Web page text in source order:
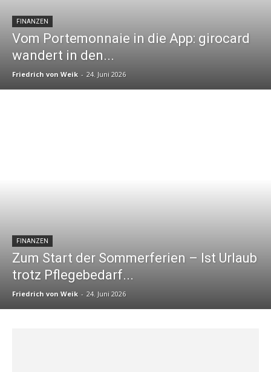
FINANZEN
Vom Portemonnaie in die App: girocard
wandert in den...
Friedrich von Weik - 24. Juni 2026
FINANZEN
Zum Start der Sommerferien – Ist Urlaub
trotz Pflegebedarf...
Friedrich von Weik - 24. Juni 2026